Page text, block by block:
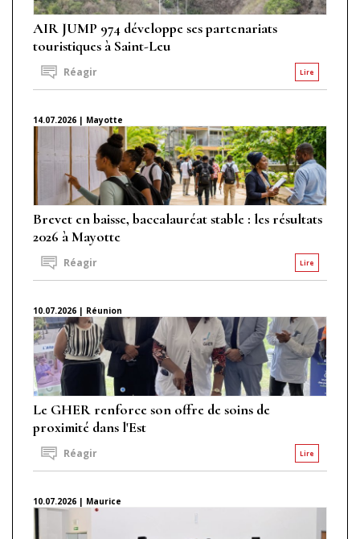
AIR JUMP 974 développe ses partenariats
touristiques à Saint-Leu
Lire
Réagir
14.07.2026 | Mayotte
Brevet en baisse, baccalauréat stable : les résultats
2026 à Mayotte
Lire
Réagir
10.07.2026 | Réunion
Le GHER renforce son offre de soins de
proximité dans l'Est
Lire
Réagir
10.07.2026 | Maurice